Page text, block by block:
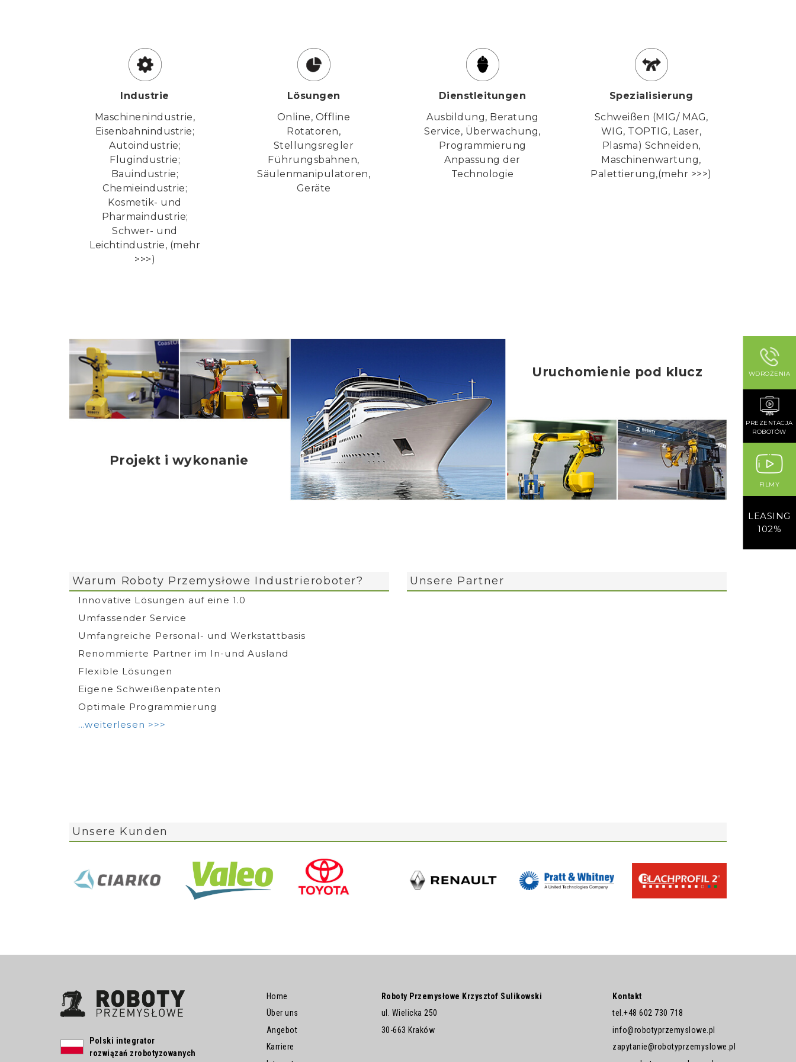
Industrie
Maschinenindustrie,
Eisenbahnindustrie;
Autoindustrie;
Flugindustrie;
Bauindustrie;
Chemieindustrie;
Kosmetik- und
Pharmaindustrie;
Schwer- und
Leichtindustrie, (mehr
>>>)
Lösungen
Online, Offline
Rotatoren,
Stellungsregler
Führungsbahnen,
Säulenmanipulatoren,
Geräte
Dienstleitungen
Ausbildung, Beratung
Service, Überwachung,
Programmierung
Anpassung der
Technologie
Spezialisierung
Schweißen (MIG/ MAG,
WIG, TOPTIG, Laser,
Plasma) Schneiden,
Maschinenwartung,
Palettierung,(mehr >>>)
Uruchomienie pod klucz
Projekt i wykonanie
Warum Roboty Przemysłowe Industrieroboter?
Innovative Lösungen auf eine 1.0
Umfassender Service
Umfangreiche Personal- und Werkstattbasis
Renommierte Partner im In-und Ausland
Flexible Lösungen
Eigene Schweißenpatenten
Optimale Programmierung
...weiterlesen >>>
Unsere Partner
Unsere Kunden
Polski integrator
rozwiązań zrobotyzowanych
Home
Über uns
Angebot
Karriere
Roboty Przemysłowe Krzysztof Sulikowski
ul. Wielicka 250
30-663 Kraków
Kontakt
tel.+48 602 730 718
info@robotyprzemyslowe.pl
zapytanie@robotyprzemyslowe.pl
WDROŻENIA
PREZENTACJA
ROBOTÓW
FILMY
LEASING
102%